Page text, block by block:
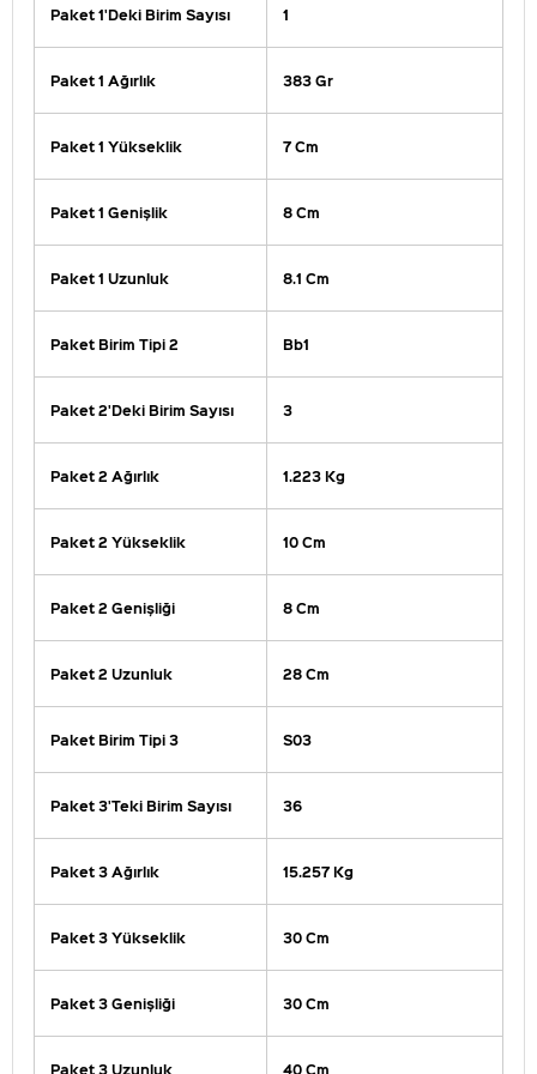
Paket 1'Deki Birim Sayısı 1
Paket 1 Ağırlık 383 Gr
Paket 1 Yükseklik 7 Cm
Paket 1 Genişlik 8 Cm
Paket 1 Uzunluk 8.1 Cm
Paket Birim Tipi 2 Bb1
Paket 2'Deki Birim Sayısı 3
Paket 2 Ağırlık 1.223 Kg
Paket 2 Yükseklik 10 Cm
Paket 2 Genişliği 8 Cm
Paket 2 Uzunluk 28 Cm
Paket Birim Tipi 3 S03
Paket 3'Teki Birim Sayısı 36
Paket 3 Ağırlık 15.257 Kg
Paket 3 Yükseklik 30 Cm
Paket 3 Genişliği 30 Cm
Paket 3 Uzunluk 40 Cm